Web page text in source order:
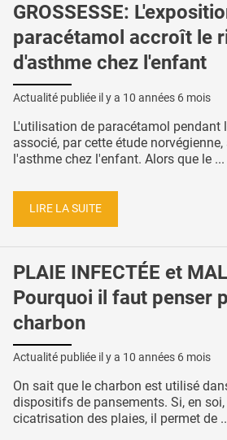
GROSSESSE:
paracétamol accroît le
d'asthme chez l'enfant
Actualité publiée il y a 10 années 6 mois
L'utilisation de paracétamol pendant
associé, par cette étude
l'asthme chez l'enfant. Alors que le ...
LIRE LA SUITE
PLAIE INFECTÉE et
Pourquoi il faut penser
charbon
Actualité publiée il y a 10 années 6 mois
On sait que le charbon est utilisé
dispositifs de pansements. Si, en
cicatrisation des plaies, il permet de